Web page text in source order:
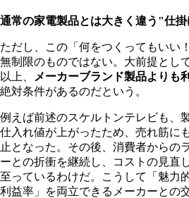
通常の家電製品とは大きく違う"仕
ただし、この「何をつくってもいい
無制限のものではない。大前提とし
以上、
メーカーブランド製品よりも
絶対条件があるのだという。
例えば前述のスケルトンテレビも、
仕入れ値が上がったため、売れ筋に
止となった。その後、消費者からの
ーとの折衝を継続し、コストの見直
至っているわけだ。こうして「魅力
利益率」を両立できるメーカーとの